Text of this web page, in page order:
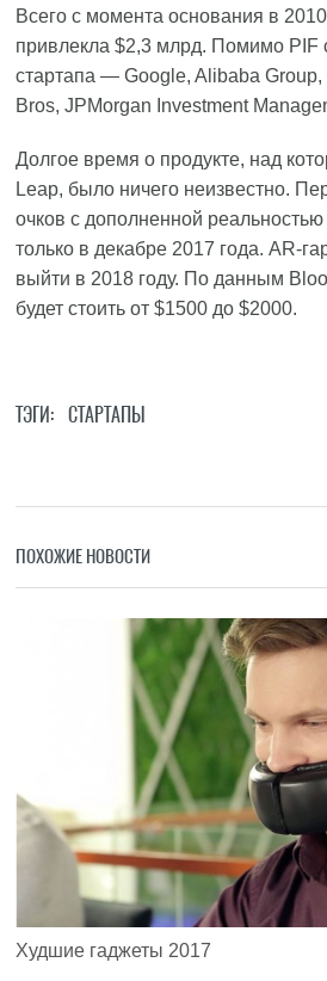
Всего с момента основания в
привлекла $2,3 млрд. Помимо PIF
стартапа — Google, Alibaba Group,
Bros, JPMorgan Investment
Долгое время о продукте, над
Leap, было ничего неизвестно.
очков с дополненной
только в декабре 2017 года. AR-
выйти в 2018 году. По данным
будет стоить от $1500 до $2000.
ТЭГИ: СТАРТАПЫ
ПОХОЖИЕ НОВОСТИ
Худшие гаджеты 2017